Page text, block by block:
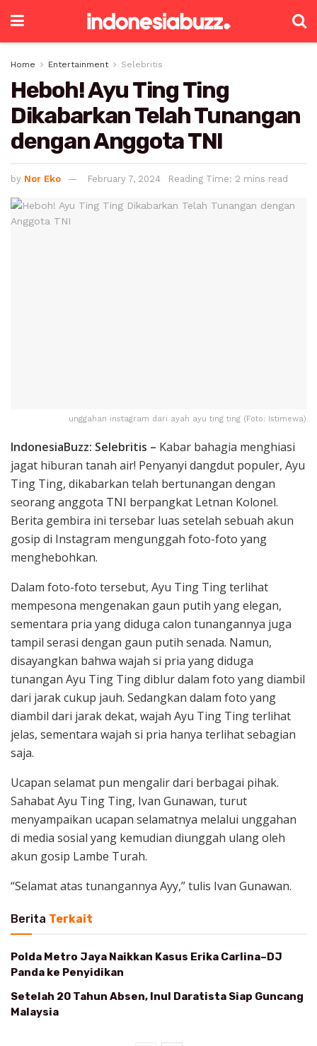
Home Entertainment Selebritis
Heboh! Ayu Ting Ting
Dikabarkan Telah Tunangan
dengan Anggota TNI
by Nor Eko February 7, 2024 Reading Time: 2 mins read
unggahan instagram dari ayah ayu ting ting (Foto: Istimewa)
IndonesiaBuzz: Selebritis – Kabar bahagia menghiasi
jagat hiburan tanah air! Penyanyi dangdut populer, Ayu
Ting Ting, dikabarkan telah bertunangan dengan
seorang anggota TNI berpangkat Letnan Kolonel.
Berita gembira ini tersebar luas setelah sebuah akun
gosip di Instagram mengunggah foto-foto yang
menghebohkan.
Dalam foto-foto tersebut, Ayu Ting Ting terlihat
mempesona mengenakan gaun putih yang elegan,
sementara pria yang diduga calon tunangannya juga
tampil serasi dengan gaun putih senada. Namun,
disayangkan bahwa wajah si pria yang diduga
tunangan Ayu Ting Ting diblur dalam foto yang diambil
dari jarak cukup jauh. Sedangkan dalam foto yang
diambil dari jarak dekat, wajah Ayu Ting Ting terlihat
jelas, sementara wajah si pria hanya terlihat sebagian
saja.
Ucapan selamat pun mengalir dari berbagai pihak.
Sahabat Ayu Ting Ting, Ivan Gunawan, turut
menyampaikan ucapan selamatnya melalui unggahan
di media sosial yang kemudian diunggah ulang oleh
akun gosip Lambe Turah.
“Selamat atas tunangannya Ayy,” tulis Ivan Gunawan.
Berita Terkait
Polda Metro Jaya Naikkan Kasus Erika Carlina–DJ
Panda ke Penyidikan
Setelah 20 Tahun Absen, Inul Daratista Siap Guncang
Malaysia